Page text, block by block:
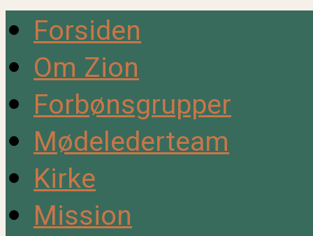
Forsiden
Om Zion
Forbønsgrupper
Mødelederteam
Kirke
Mission